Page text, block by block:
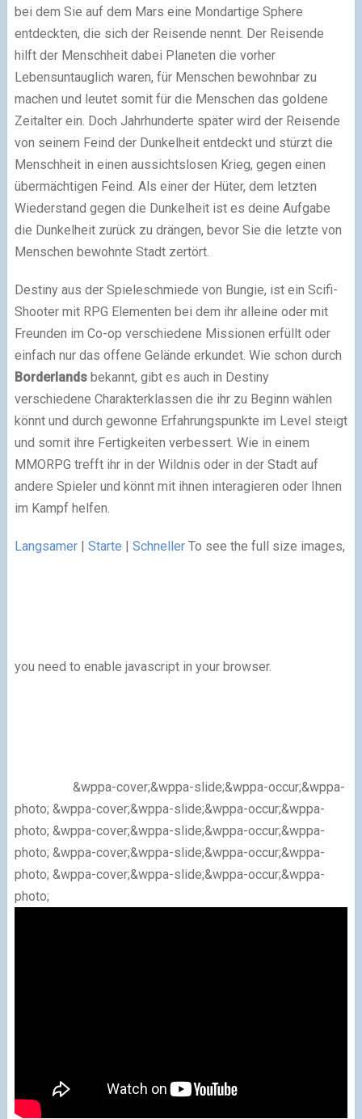
bei dem Sie auf dem Mars eine Mondartige Sphere
entdeckten, die sich der Reisende nennt. Der Reisende
hilft der Menschheit dabei Planeten die vorher
Lebensuntauglich waren, für Menschen bewohnbar zu
machen und leutet somit für die Menschen das goldene
Zeitalter ein. Doch Jahrhunderte später wird der Reisende
von seinem Feind der Dunkelheit entdeckt und stürzt die
Menschheit in einen aussichtslosen Krieg, gegen einen
übermächtigen Feind. Als einer der Hüter, dem letzten
Wiederstand gegen die Dunkelheit ist es deine Aufgabe
die Dunkelheit zurück zu drängen, bevor Sie die letzte von
Menschen bewohnte Stadt zertört.
Destiny aus der Spieleschmiede von Bungie, ist ein Scifi-
Shooter mit RPG Elementen bei dem ihr alleine oder mit
Freunden im Co-op verschiedene Missionen erfüllt oder
einfach nur das offene Gelände erkundet. Wie schon durch
Borderlandsbekannt, gibt es auch in Destiny
verschiedene Charakterklassen die ihr zu Beginn wählen
könnt und durch gewonne Erfahrungspunkte im Level steigt
und somit ihre Fertigkeiten verbessert. Wie in einem
MMORPG trefft ihr in der Wildnis oder in der Stadt auf
andere Spieler und könnt mit ihnen interagieren oder Ihnen
im Kampf helfen.
Langsamer| Starte | Schneller To see the full size images,
you need to enable javascript in your browser.
&wppa-cover;&wppa-slide;&wppa-occur;&wppa-
photo; &wppa-cover;&wppa-slide;&wppa-occur;&wppa-
photo; &wppa-cover;&wppa-slide;&wppa-occur;&wppa-
photo; &wppa-cover;&wppa-slide;&wppa-occur;&wppa-
photo; &wppa-cover;&wppa-slide;&wppa-occur;&wppa-
photo;